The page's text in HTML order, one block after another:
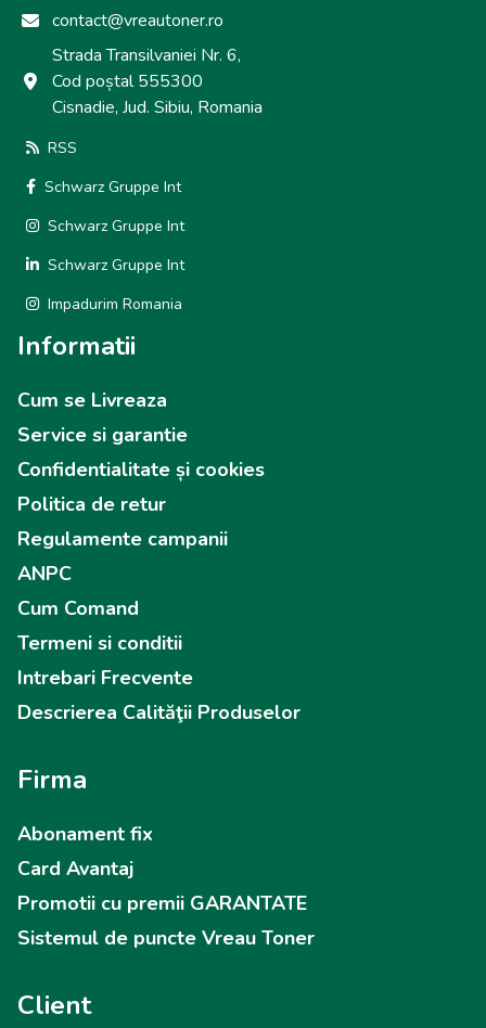
contact@vreautoner.ro
Strada Transilvaniei Nr. 6,
Cod poștal 555300
Cisnadie, Jud. Sibiu, Romania
RSS
Schwarz Gruppe Int
Schwarz Gruppe Int
Schwarz Gruppe Int
Impadurim Romania
Informatii
Cum se Livreaza
Service si garantie
Confidentialitate și cookies
Politica de retur
Regulamente campanii
ANPC
Cum Comand
Termeni si conditii
Intrebari Frecvente
Descrierea Calităţii Produselor
Firma
Abonament fix
Card Avantaj
Promotii cu premii GARANTATE
Sistemul de puncte Vreau Toner
Client